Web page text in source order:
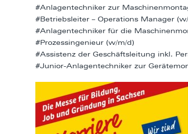
#Anlagentechniker zur
#Betriebsleiter – Operations Manager
#Anlagentechniker für die
#Prozessingenieur (w/m/d)
#Assistenz der Geschäftsleitung inkl.
#Junior-Anlagentechniker zur